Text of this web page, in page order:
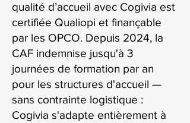
qualité d’accueil avec Cogivia est
certifiée Qualiopi et finançable
par les OPCO. Depuis 2024, la
CAF indemnise jusqu'à 3
journées de formation par an
pour les structures d'accueil —
sans contrainte logistique :
Cogivia s'adapte entièrement à